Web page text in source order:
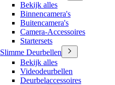
Bekijk alles
Binnencamera's
Buitencamera's
Camera-Accessoires
Startersets
Slimme Deurbellen
Bekijk alles
Videodeurbellen
Deurbelaccessoires